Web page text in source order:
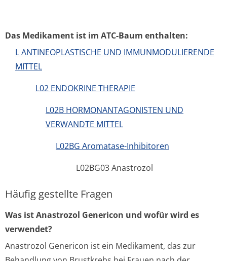
Das Medikament ist im ATC-Baum enthalten:
L ANTINEOPLASTISCHE UND IMMUNMODULIERENDE
MITTEL
L02 ENDOKRINE THERAPIE
L02B HORMONANTAGONISTEN UND
VERWANDTE MITTEL
L02BG Aromatase-Inhibitoren
L02BG03 Anastrozol
Häufig gestellte Fragen
Was ist Anastrozol Genericon und wofür wird es
verwendet?
Anastrozol Genericon ist ein Medikament, das zur